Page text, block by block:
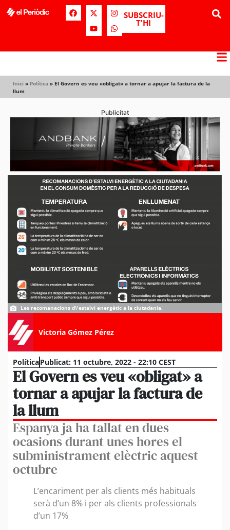
SUBSCRIU-
T'HI
Inici » Política » El Govern es veu «obligat» a tornar a apujar la factura de la
llum
Publicitat
Les recomanacions d\'estalvi energètic a la ciutadania.
Victoria Gómez Pérez
PolíticaPublicat: 11 octubre, 2022 - 22:10 CEST
El Govern es veu «obligat» a
tornar a apujar la factura de
la llum
Espanya ja ha tallat en dues
ocasions durant unes hores el
subministrament elèctric aquest
octubre
L’encariment per als clients més habituals
serà d’un 8% i per als clients professionals
d’un 17%